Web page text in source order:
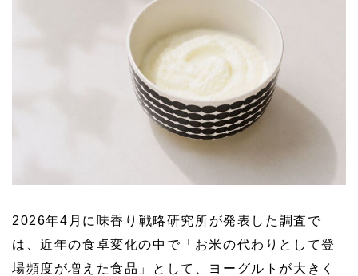
2026年4月に味香り戦略研究所が発表した調査で
は、近年の食卓変化の中で「お米の代わりとして登
場頻度が増えた食品」として、ヨーグルトが大きく